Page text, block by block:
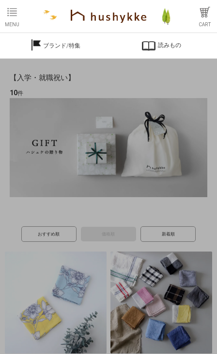
MENU CART
ブランド/特集 読みもの
【入学・就職祝い】
10件
おすすめ順 新着順